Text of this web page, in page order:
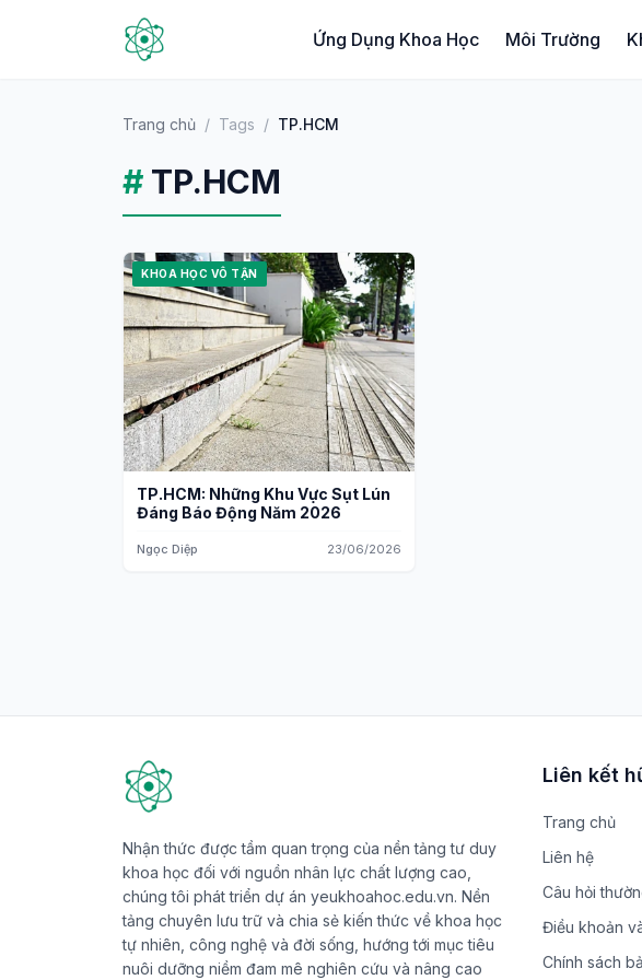
Ứng Dụng Khoa Học Môi Trường
Trang chủ / Tags / TP.HCM
# TP.HCM
KHOA HỌC VÔ TẬN
TP.HCM: Những Khu Vực Sụt Lún
Đáng Báo Động Năm 2026
Ngọc Diệp 23/06/2026
Nhận thức được tầm quan trọng của nền tảng tư duy
khoa học đối với nguồn nhân lực chất lượng cao,
chúng tôi phát triển dự án yeukhoahoc.edu.vn. Nền
tảng chuyên lưu trữ và chia sẻ kiến thức về khoa học
tự nhiên, công nghệ và đời sống, hướng tới mục tiêu
nuôi dưỡng niềm đam mê nghiên cứu và nâng cao
Liên kết
Trang chủ
Liên hệ
Câu hỏi
Điều khoản
Chính sách